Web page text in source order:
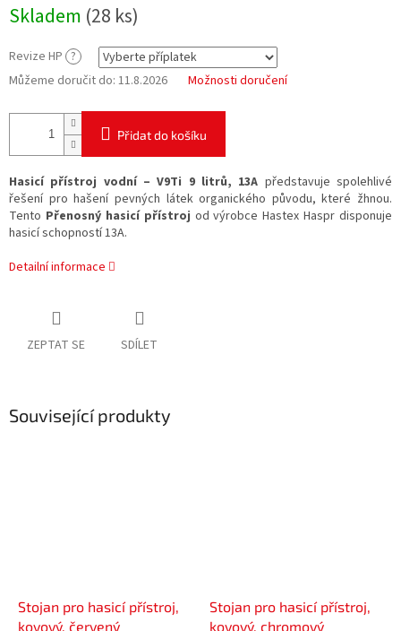
cena:
Skladem (28 ks)
Revize HP ?
Můžeme doručit do: 11.8.2026 Možnosti doručení
Přidat do košíku
Hasicí přístroj vodní – V9Ti 9 litrů, 13A představuje spolehlivé
řešení pro hašení pevných látek organického původu, které žhnou.
Tento Přenosný hasicí přístroj od výrobce Hastex Haspr disponuje
hasicí schopností 13A.
Detailní informace
ZEPTAT SE SDÍLET
Související produkty
Stojan pro hasicí přístroj,
kovový, červený
Stojan pro hasicí přístroj,
kovový, chromový